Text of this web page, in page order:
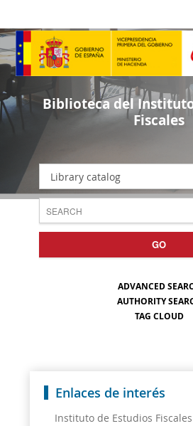
Biblioteca del
Fiscales
Library catalog
GO
ADVANCED
AUTHORITY
TAG CLOUD
Enlaces de interés
Instituto de Estudios Fiscales